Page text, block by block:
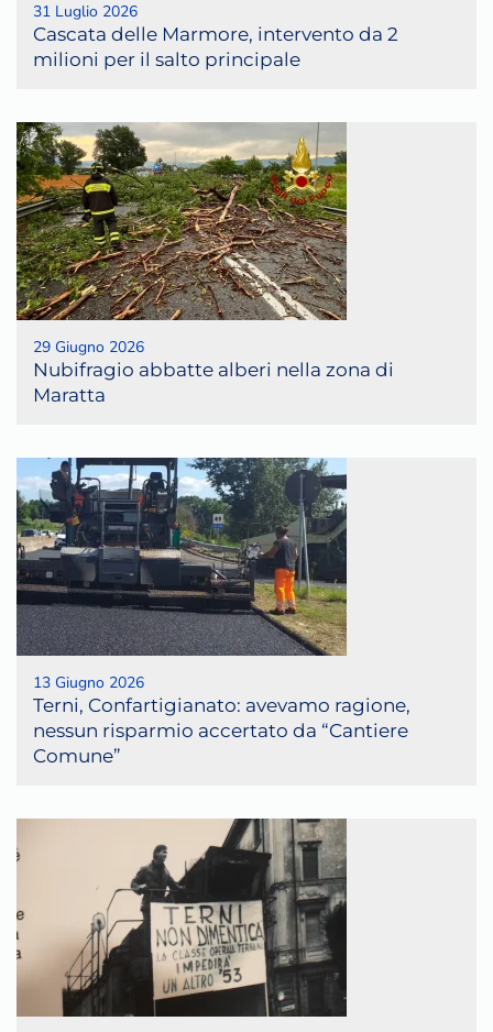
31 Luglio 2026
Cascata delle Marmore, intervento da 2
milioni per il salto principale
29 Giugno 2026
Nubifragio abbatte alberi nella zona di
Maratta
13 Giugno 2026
Terni, Confartigianato: avevamo ragione,
nessun risparmio accertato da “Cantiere
Comune”